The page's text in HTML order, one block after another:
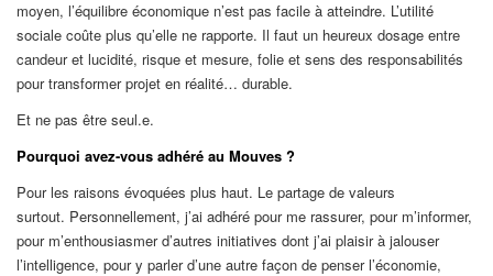
moyen, l’équilibre économique n’est pas facile à atteindre. L’utilité
sociale coûte plus qu’elle ne rapporte. Il faut un heureux dosage entre
candeur et lucidité, risque et mesure, folie et sens des responsabilités
pour transformer projet en réalité… durable.
Et ne pas être seul.e.
Pourquoi avez-vous adhéré au Mouves ?
Pour les raisons évoquées plus haut. Le partage de valeurs
surtout. Personnellement, j’ai adhéré pour me rassurer, pour m’informer,
pour m’enthousiasmer d’autres initiatives dont j’ai plaisir à jalouser
l’intelligence, pour y parler d’une autre façon de penser l’économie,